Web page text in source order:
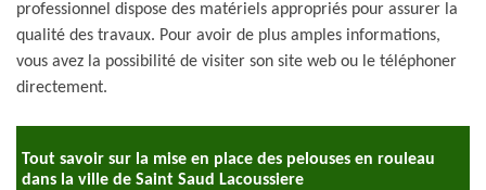
professionnel dispose des matériels appropriés pour assurer la
qualité des travaux. Pour avoir de plus amples informations,
vous avez la possibilité de visiter son site web ou le téléphoner
directement.
Tout savoir sur la mise en place des pelouses en rouleau
dans la ville de Saint Saud Lacoussiere